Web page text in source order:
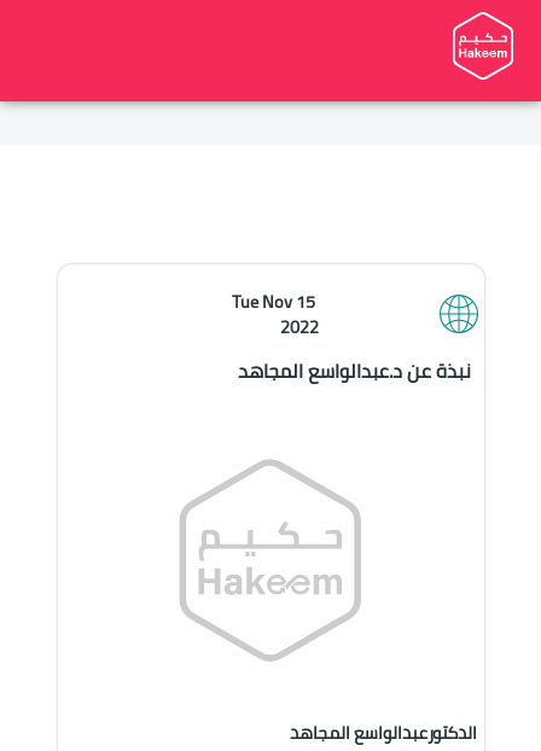
Tue Nov 15
2022
نبذة عن د.عبدالواسع المجاهد
الدكتورعبدالواسع المجاهد